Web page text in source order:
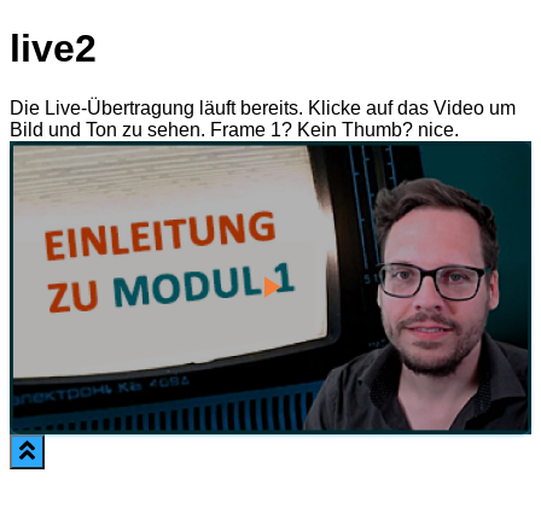
live2
Die Live-Übertragung läuft bereits. Klicke auf das Video um
Bild und Ton zu sehen. Frame 1? Kein Thumb? nice.
Play
Video